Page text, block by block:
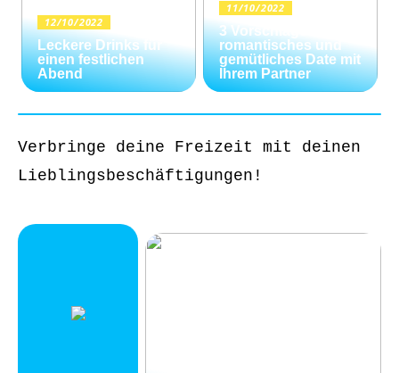
12/10/2022
Leckere Drinks für
einen festlichen
Abend
11/10/2022
3 Vorschläge für ein
romantisches und
gemütliches Date mit
Ihrem Partner
Verbringe deine Freizeit mit deinen
Lieblingsbeschäftigungen!